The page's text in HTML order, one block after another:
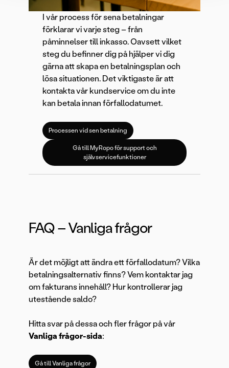
I vår process för sena betalningar
förklarar vi varje steg – från
påminnelser till inkasso. Oavsett vilket
steg du befinner dig på hjälper vi dig
gärna att skapa en betalningsplan och
lösa situationen. Det viktigaste är att
kontakta vår kundservice om du inte
kan betala innan förfallodatumet.
Processen vid sen betalning
Gå till MyRopo för support och
självservicefunktioner
FAQ – Vanliga frågor
Är det möjligt att ändra ett förfallodatum? Vilka
betalningsalternativ finns? Vem kontaktar jag
om fakturans innehåll? Hur kontrollerar jag
utestående saldo?
Hitta svar på dessa och fler frågor på vår
Vanliga frågor-sida:
Gå till Vanliga frågor